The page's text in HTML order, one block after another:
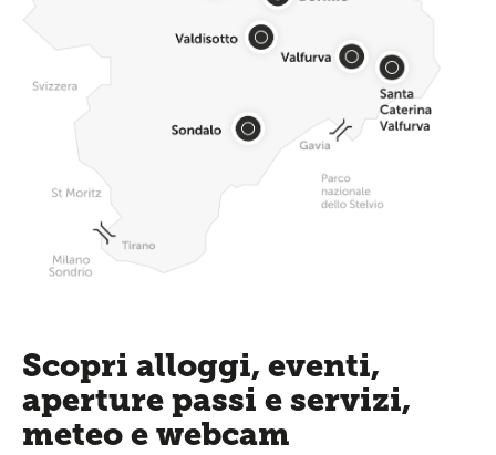
Scopri alloggi, eventi,
aperture passi e servizi,
meteo e webcam